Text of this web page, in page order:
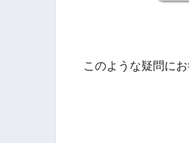
このような疑問にお